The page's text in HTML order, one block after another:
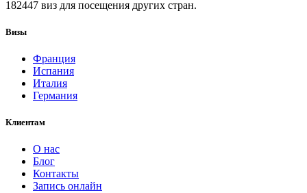
182447 виз для посещения других стран.
Визы
Франция
Испания
Италия
Германия
Клиентам
О нас
Блог
Контакты
Запись онлайн